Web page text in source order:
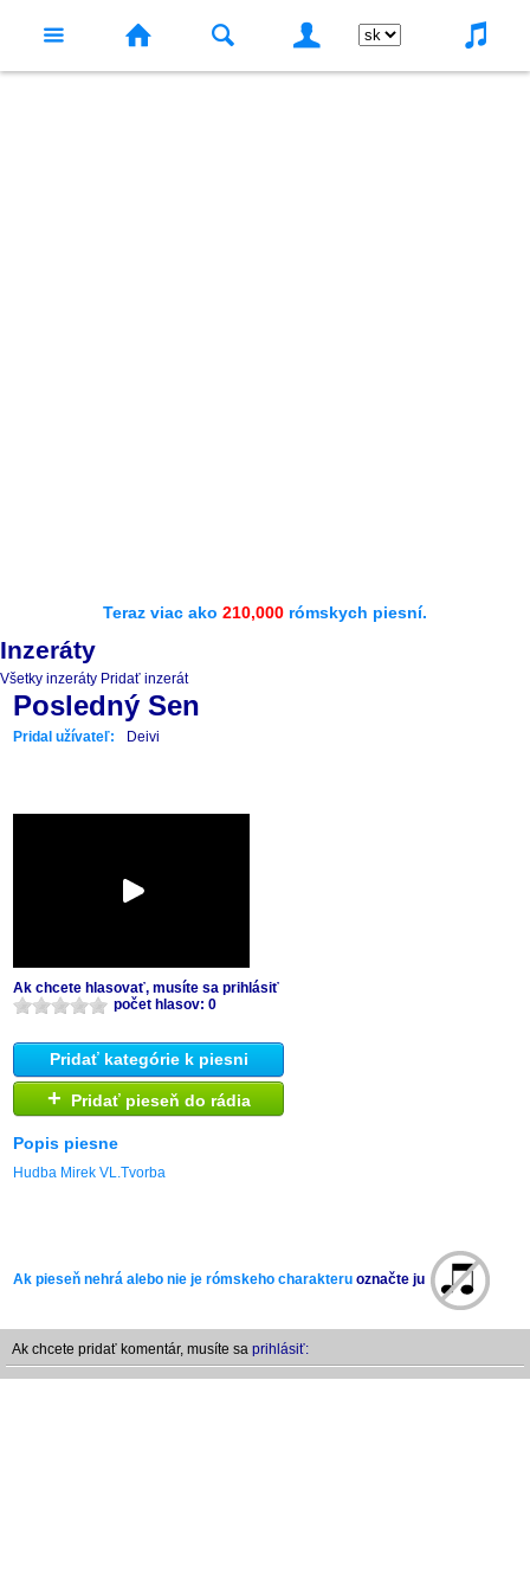
Teraz viac ako 210,000 rómskych piesní.
Inzeráty
Všetky inzeráty Pridať inzerát
Posledný Sen
Pridal užívateľ: Deivi
Ak chcete hlasovať, musíte sa prihlásiť
počet hlasov: 0
Pridať kategórie k piesni
+ Pridať pieseň do rádia
Popis piesne
Hudba Mirek VL.Tvorba
Ak pieseň nehrá alebo nie je rómskeho charakteru označte ju
Ak chcete pridať komentár, musíte sa prihlásiť: